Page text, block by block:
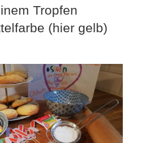
Tropfen
(hier gelb)